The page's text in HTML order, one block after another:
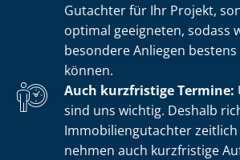
Gutachter für Ihr Projekt,
optimal geeigneten, sodass
besondere Anliegen
können.
Auch kurzfristige Termine:
sind uns wichtig. Deshalb
Im­mo­bi­li­en­gut­ach­ter
nehmen auch kurzfristige